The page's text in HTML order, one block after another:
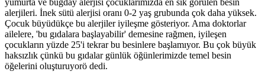
yumurta ve buğday alerjisi çocuklarımızda en sık görülen besin
alerjileri. İnek sütü alerjisi oranı 0-2 yaş grubunda çok daha yüksek.
Çocuk büyüdükçe bu alerjiler iyileşme gösteriyor. Ama doktorlar
ailelere, 'bu gıdalara başlayabilir' demesine rağmen, iyileşen
çocukların yüzde 25'i tekrar bu besinlere başlamıyor. Bu çok büyük
haksızlık çünkü bu gıdalar günlük öğünlerimizde temel besin
öğelerini oluşturuyorö dedi.